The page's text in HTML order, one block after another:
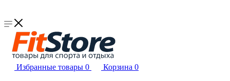
Избранные товары 0 Корзина 0